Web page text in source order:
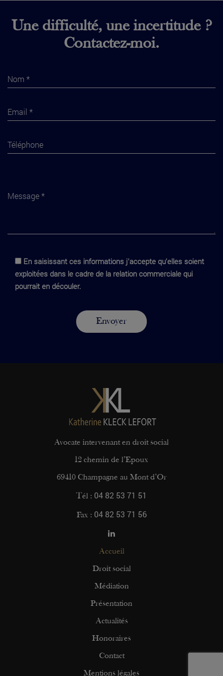
Une difficulté, une incertitude ?
Contactez-moi.
En saisissant ces informations j'accepte qu'elles soient
exploitées dans le cadre de la relation commerciale qui
pourrait en découler.
Avocate intervenant en droit social
12 chemin de l’Epoux
69410 Champagne au Mont d’Or
Tél : 04 82 53 71 51
Fax : 04 82 53 71 56
Accueil
Droit social
Médiation
Présentation
Actualités
Honoraires
Contact
Mentions légales